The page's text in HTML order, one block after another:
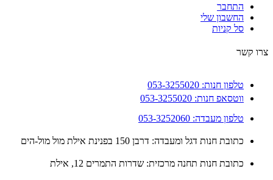
התחבר
החשבון שלי
סל קניות
קשר
טלפון חנות: 053-3255020
ווטסאפ חנות: 053-3255020
טלפון מעבדה: 053-3252060
כתובת חנות דגל ומעבדה: דרבן 150 בפנינת אילת מול מול-הים
כתובת חנות תחנה מרכזית: שדרות התמרים 12, אילת